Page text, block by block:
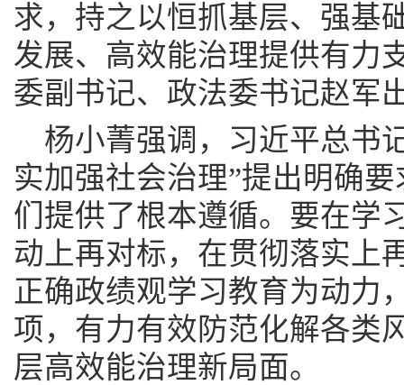
求，持之以恒抓基层、强基
发展、高效能治理提供有力
委副书记、政法委书记赵军
杨小菁强调，习近平总书
实加强社会治理”提出明确
们提供了根本遵循。要在学
动上再对标，在贯彻落实上
正确政绩观学习教育为动力
项，有力有效防范化解各类
层高效能治理新局面。